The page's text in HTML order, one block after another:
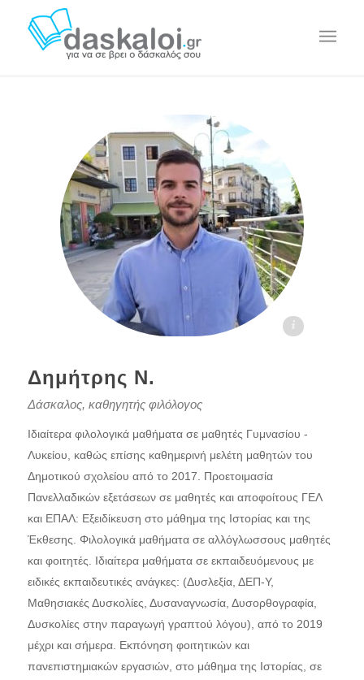
Δημήτρη Ν. daskaloi.gr
Δημήτρης Ν.
Δάσκαλος, καθηγητής φιλόλογος
Ιδιαίτερα φιλολογικά μαθήματα σε μαθητές Γυμνασίου -
Λυκείου, καθώς επίσης καθημερινή μελέτη μαθητών του
Δημοτικού σχολείου από το 2017. Προετοιμασία
Πανελλαδικών εξετάσεων σε μαθητές και αποφοίτους ΓΕΛ
και ΕΠΑΛ: Εξειδίκευση στο μάθημα της Ιστορίας και της
Έκθεσης. Φιλολογικά μαθήματα σε αλλόγλωσσους μαθητές
και φοιτητές. Ιδιαίτερα μαθήματα σε εκπαιδευόμενους με
ειδικές εκπαιδευτικές ανάγκες: (Δυσλεξία, ΔΕΠ-Υ,
Μαθησιακές Δυσκολίες, Δυσαναγνωσία, Δυσορθογραφία,
Δυσκολίες στην παραγωγή γραπτού λόγου), από το 2019
μέχρι και σήμερα. Εκπόνηση φοιτητικών και
πανεπιστημιακών εργασιών, στο μάθημα της Ιστορίας, σε